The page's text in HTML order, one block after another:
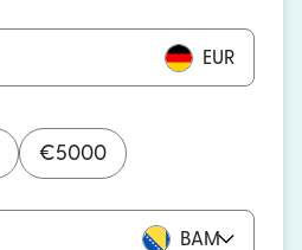
EUR
€5000
BAM